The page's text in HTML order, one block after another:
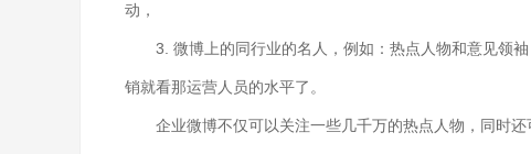
动，
3. 微博上的同行业的名人，例如：热点人物和意见领
销就看那运营人员的水平了。
企业微博不仅可以关注一些几千万的热点人物，同时